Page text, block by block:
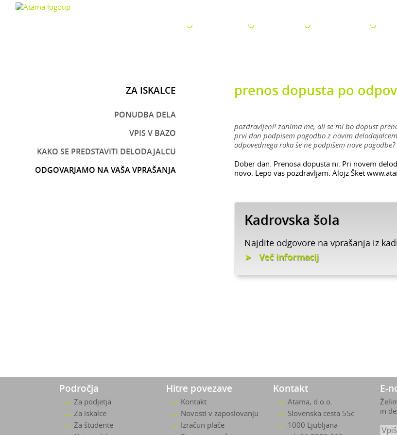
ZA ISKALCE
PONUDBA DELA
VPIS V BAZO
KAKO SE PREDSTAVITI DELODAJALCU
ODGOVARJAMO NA VAŠA VPRAŠANJA
prenos dopusta po
pozdravljeni! zanima me, ali se mi bo dopust
prvi dan podpisem pogodbo z novim
odpovednega roka še ne podpišem nove
Dober dan. Prenosa dopusta ni. Pri novem
novo. Lepo vas pozdravljam. Alojz Šket
Kadrovska šola
Najdite odgovore na vprašanja iz
Več informacij
Področja
Za podjetja
Za iskalce
Za študente
Hitre povezave
Kontakt
Novosti v zaposlovanju
Izračun plače
Kontakt
Atama, d.o.o.
Slovenska cesta 55c
1000 Ljubljana
E-
in